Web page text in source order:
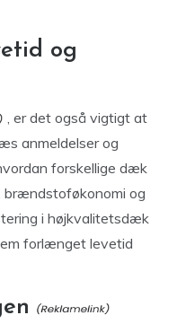
og
, er det også vigtigt at
anmeldelser og
forskellige dæk
brændstoføkonomi og
i højkvalitetsdæk
forlænget levetid